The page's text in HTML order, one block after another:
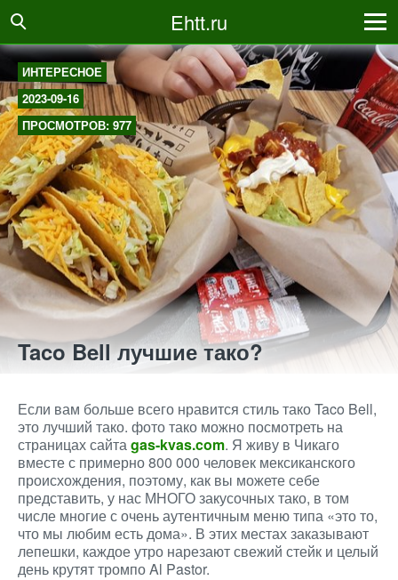
Ehtt.ru
ИНТЕРЕСНОЕ
2023-09-16
ПРОСМОТРОВ: 977
Taco Bell лучшие тако?
Если вам больше всего нравится стиль тако Taco Bell,
это лучший тако. фото тако можно посмотреть на
страницах сайтаgas-kvas.com. Я живу в Чикаго
вместе с примерно 800 000 человек мексиканского
происхождения, поэтому, как вы можете себе
представить, у нас МНОГО закусочных тако, в том
числе многие с очень аутентичным меню типа «это то,
что мы любим есть дома». В этих местах заказывают
лепешки, каждое утро нарезают свежий стейк и целый
день крутят тромпо Al Pastor.